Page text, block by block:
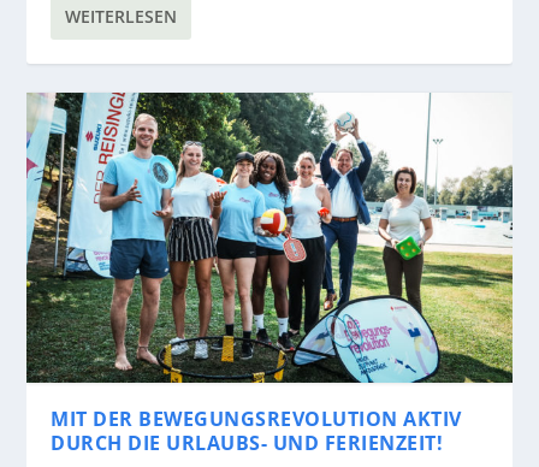
WEITERLESEN
MIT DER BEWEGUNGSREVOLUTION AKTIV
DURCH DIE URLAUBS- UND FERIENZEIT!